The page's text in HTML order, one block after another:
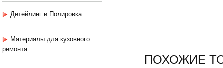
Детейлинг и Полировка
Материалы для кузовного
ремонта
ПОХОЖИЕ